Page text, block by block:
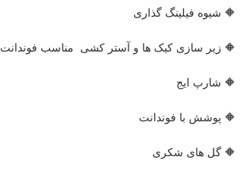
🔶 شیوه فیلینگ گذاری
🔶 زیر سازی کیک ها و آستر کشی مناسب فوندانت
🔶 شارپ ایج
🔶 پوشش با فوندانت
🔶 گل های شکری